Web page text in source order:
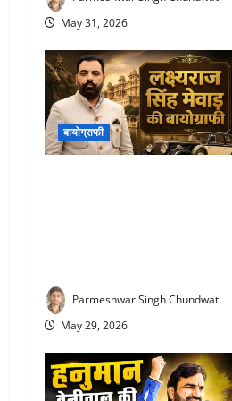
May 31, 2026
बायोग्राफी
Parmeshwar Singh Chundwat
May 29, 2026